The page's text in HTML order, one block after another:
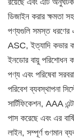
রয়েছে এবং এটি অনুঘটক
ডিজাইন করার ক্ষমতা
পণ্যগুলি সমস্ত
ASC, ইত্যাদি কভার
ইনডোর বায়ু পরিশোধন
পণ্য এবং পরিষেবা
পরিবেশ ব্যবস্থাপনা
সার্টিফিকেশন, AAA
পাস করেছে এবং এর
লাইন, সম্পূর্ণ গুণমান